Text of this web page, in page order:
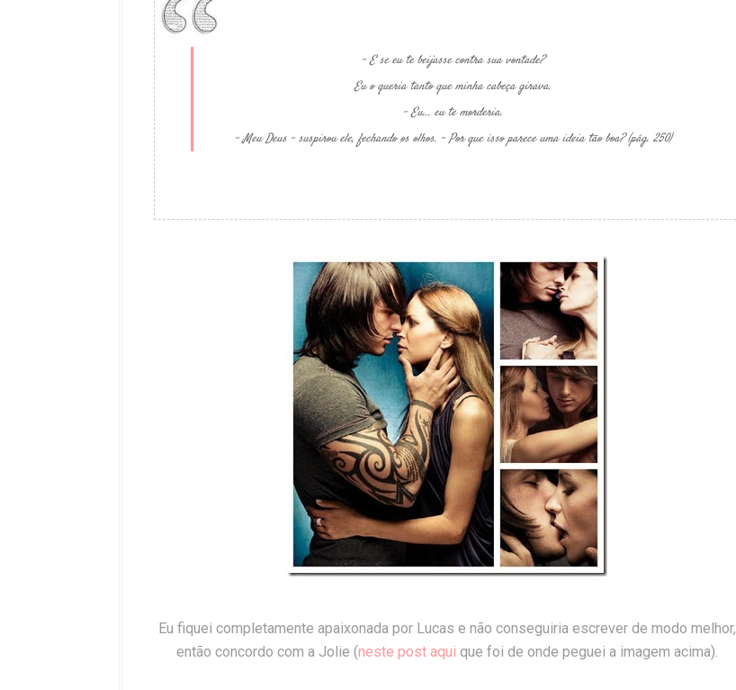
- E se eu te beijasse contra sua vontade?
Eu o queria tanto que minha cabeça girava.
- Eu... eu te morderia.
- Meu Deus - suspirou ele, fechando os olhos. - Por que isso parece uma ideia tão boa? (pág. 250)
Eu fiquei completamente apaixonada por Lucas e não conseguiria escrever de modo melhor,
então concordo com a Jolie (neste post aqui que foi de onde peguei a imagem acima).